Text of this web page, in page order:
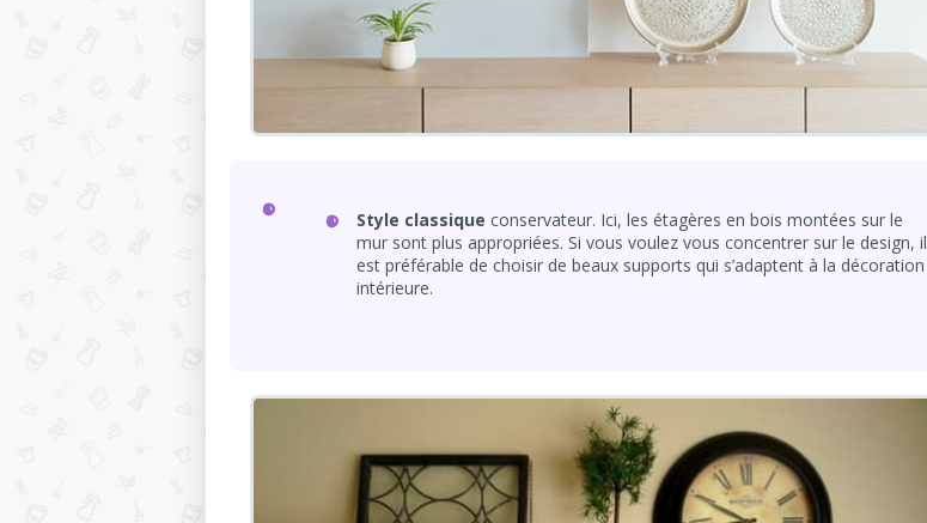
Style classique conservateur. Ici, les étagères en bois montées sur le
mur sont plus appropriées. Si vous voulez vous concentrer sur le design, il
est préférable de choisir de beaux supports qui s’adaptent à la décoration
intérieure.